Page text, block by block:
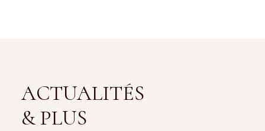
ACTUALITÉS
& PLUS